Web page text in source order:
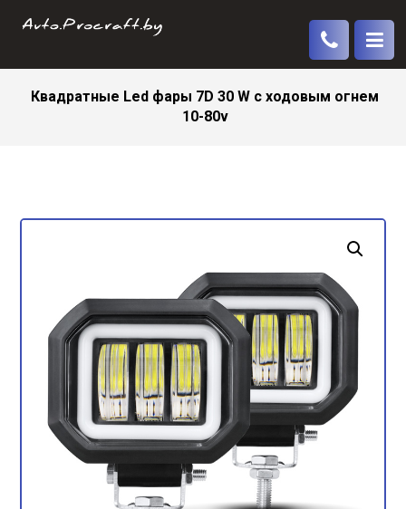
Квадратные Led фары 7D 30 W с ходовым огнем
10-80v